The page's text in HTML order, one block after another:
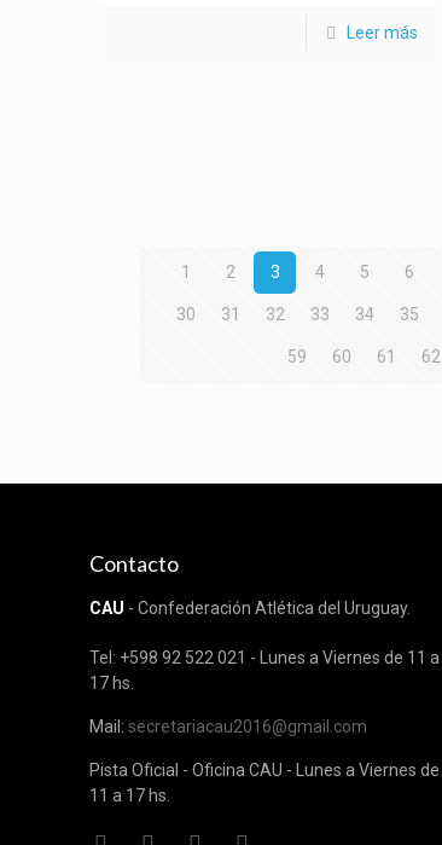
Leer más
1 2 3 4 5 6
30 31 32 33 34 35
59 60 61 62
Contacto
CAU - Confederación Atlética del Uruguay.
Tel: +598 92 522 021 - Lunes a Viernes de 11 a
17 hs.
Mail:secretariacau2016@gmail.com
Pista Oficial - Oficina CAU - Lunes a Viernes de
11 a 17 hs.